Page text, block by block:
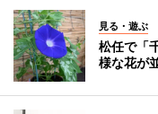
見る・遊ぶ
松任で「
様な花が